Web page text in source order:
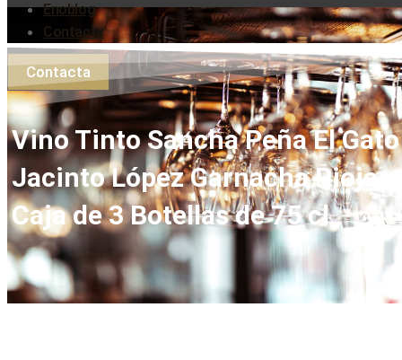
Enoblog
Contacta
Contacta
Vino Tinto Sancha Peña El Gato
Jacinto López Garnacha Rioja –
Caja de 3 Botellas de 75 cl